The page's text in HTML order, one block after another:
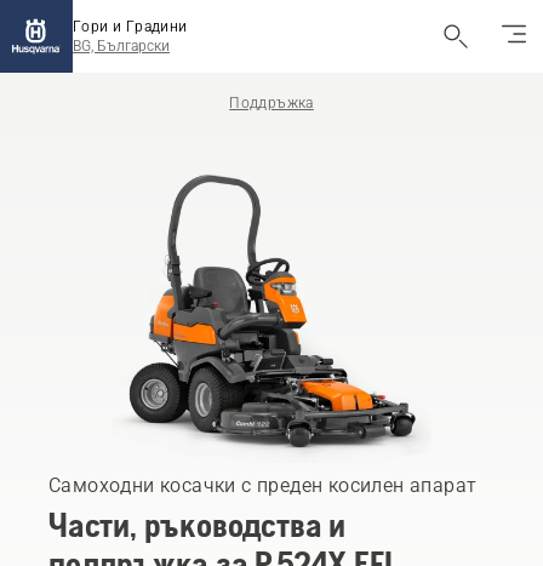
Гори и Градини
BG, Български
Поддръжка
Самоходни косачки с преден косилен апарат
Части, ръководства и